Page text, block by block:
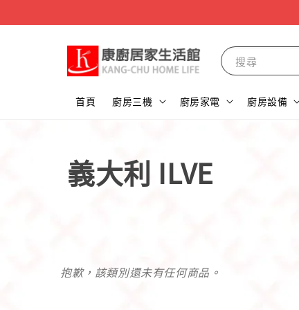
搜尋
首頁 廚房三機 廚房家電 廚房設備
義大利 ILVE
抱歉，該類別還未有任何商品。